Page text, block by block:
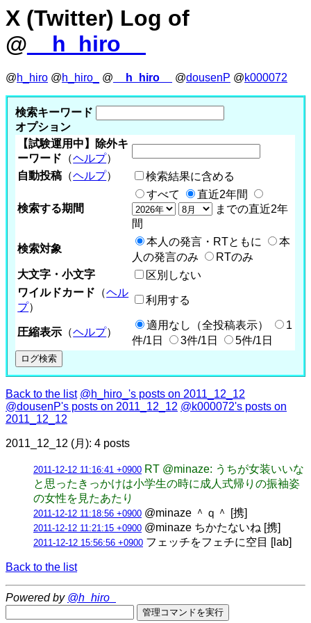
X (Twitter) Log of
@ __h_hiro__
@h_hiro @h_hiro_ @ __h_hiro__ @dousenP @k000072
検索キーワード
オプション
【試験運用中】除外キ
ーワード （ヘルプ）
自動投稿 （ヘルプ） 検索結果に含める
検索する期間
すべて
直近2年間
までの直近2年
間
検索対象
本人の発言・RTともに
本
人の発言のみ
RTのみ
大文字・小文字
区別しない
ワイルドカード （ヘル
プ）
利用する
圧縮表示 （ヘルプ）
適用なし（全投稿表示）
1
件/1日
3件/1日 5件/1日
Back to the list @h_hiro_'s posts on 2011_12_12
@dousenP's posts on 2011_12_12 @k000072's posts on
2011_12_12
2011_12_12 (月): 4 posts
2011-12-12 11:16:41 +0900 RT @minaze: うちが女装いいな
と思ったきっかけは小学生の時に成人式帰りの振袖姿
の女性を見たあたり
2011-12-12 11:18:56 +0900 @minaze ＾ｑ＾ [携]
2011-12-12 11:21:15 +0900 @minaze ちかたないね [携]
2011-12-12 15:56:56 +0900 フェッチをフェチに空目 [lab]
Back to the list
Powered by @h_hiro_